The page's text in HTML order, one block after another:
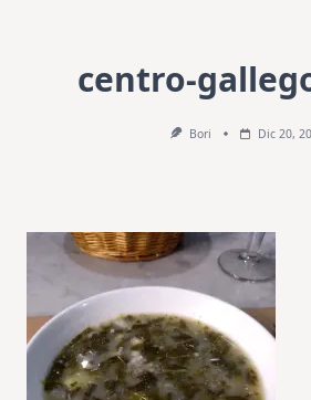
centro-
Bori Dic 20,